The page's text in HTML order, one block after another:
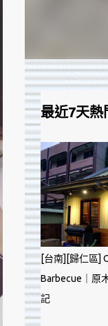
最近7天熱
[台南][歸仁區]
Barbecue｜原
記